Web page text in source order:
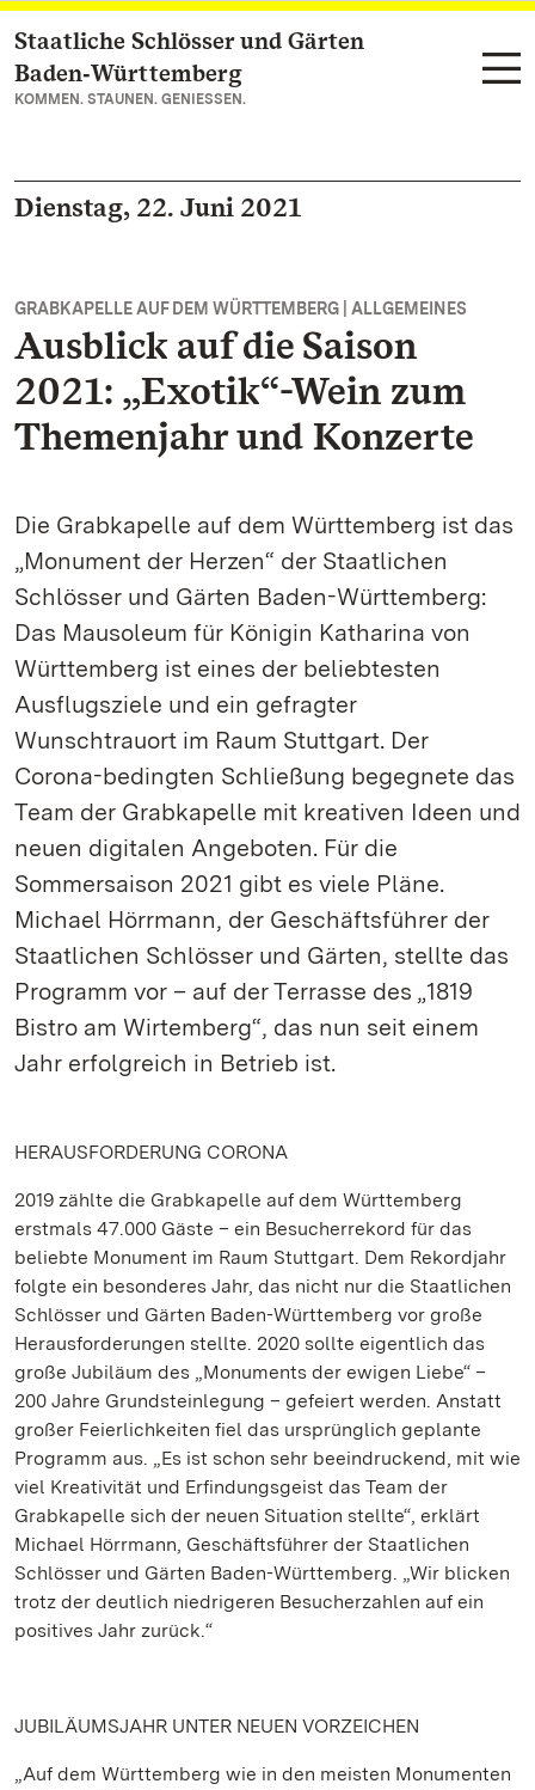
Zum Hauptinhalt springen
Staatliche Schlösser und Gärten
Baden‑Württemberg
KOMMEN. STAUNEN. GENIESSEN.
Dienstag, 22. Juni 2021
GRABKAPELLE AUF DEM WÜRTTEMBERG | ALLGEMEINES
Ausblick auf die Saison
2021: „Exotik“-Wein zum
Themenjahr und Konzerte
Die Grabkapelle auf dem Württemberg ist das
„Monument der Herzen“ der Staatlichen
Schlösser und Gärten Baden-Württemberg:
Das Mausoleum für Königin Katharina von
Württemberg ist eines der beliebtesten
Ausflugsziele und ein gefragter
Wunschtrauort im Raum Stuttgart. Der
Corona-bedingten Schließung begegnete das
Team der Grabkapelle mit kreativen Ideen und
neuen digitalen Angeboten. Für die
Sommersaison 2021 gibt es viele Pläne.
Michael Hörrmann, der Geschäftsführer der
Staatlichen Schlösser und Gärten, stellte das
Programm vor – auf der Terrasse des „1819
Bistro am Wirtemberg“, das nun seit einem
Jahr erfolgreich in Betrieb ist.
HERAUSFORDERUNG CORONA
2019 zählte die Grabkapelle auf dem Württemberg
erstmals 47.000 Gäste – ein Besucherrekord für das
beliebte Monument im Raum Stuttgart. Dem Rekordjahr
folgte ein besonderes Jahr, das nicht nur die Staatlichen
Schlösser und Gärten Baden-Württemberg vor große
Herausforderungen stellte. 2020 sollte eigentlich das
große Jubiläum des „Monuments der ewigen Liebe“ –
200 Jahre Grundsteinlegung – gefeiert werden. Anstatt
großer Feierlichkeiten fiel das ursprünglich geplante
Programm aus. „Es ist schon sehr beeindruckend, mit wie
viel Kreativität und Erfindungsgeist das Team der
Grabkapelle sich der neuen Situation stellte“, erklärt
Michael Hörrmann, Geschäftsführer der Staatlichen
Schlösser und Gärten Baden-Württemberg. „Wir blicken
trotz der deutlich niedrigeren Besucherzahlen auf ein
positives Jahr zurück.“
JUBILÄUMSJAHR UNTER NEUEN VORZEICHEN
„Auf dem Württemberg wie in den meisten Monumenten